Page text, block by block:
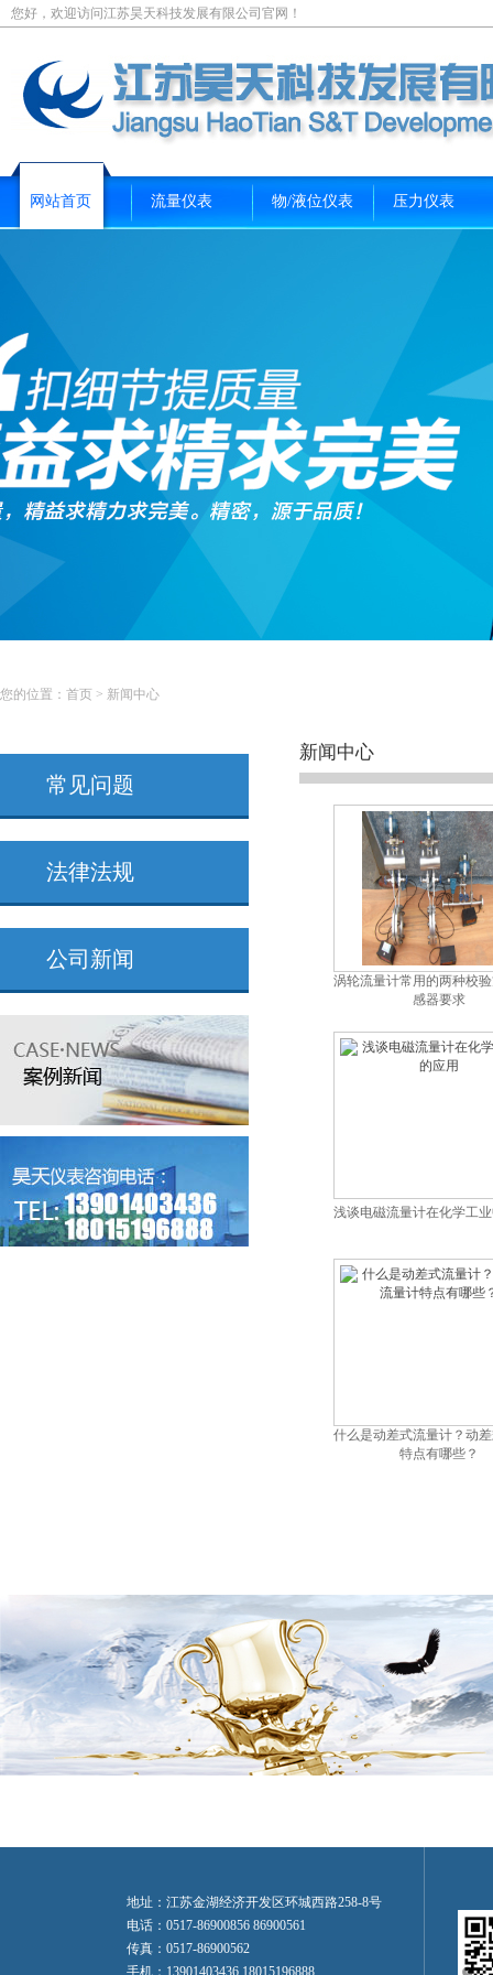
您好，欢迎访问江苏昊天科技发展有限公司官网！
网站首页 流量仪表 物/液位仪表 压力仪表
您的位置： 首页 > 新闻中心
常见问题
法律法规
公司新闻
新闻中心
涡轮流量计常用的两种校
感器要求
浅谈电磁流量计在化学工
什么是动差式流量计？动
特点有哪些？
地址：江苏金湖经济开发区环城西路258-8号
电话：0517-86900856 86900561
传真：0517-86900562
手机：13901403436 18015196888